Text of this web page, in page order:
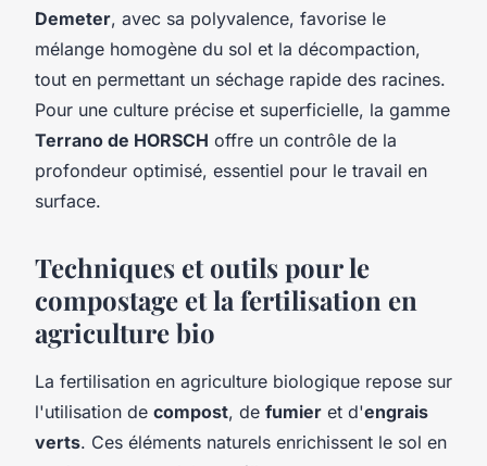
Demeter, avec sa polyvalence, favorise le
mélange homogène du sol et la décompaction,
tout en permettant un séchage rapide des racines.
Pour une culture précise et superficielle, la gamme
Terrano de HORSCH offre un contrôle de la
profondeur optimisé, essentiel pour le travail en
surface.
Techniques et outils pour le
compostage et la fertilisation en
agriculture bio
La fertilisation en agriculture biologique repose sur
l'utilisation de compost, de fumier et d'engrais
verts. Ces éléments naturels enrichissent le sol en